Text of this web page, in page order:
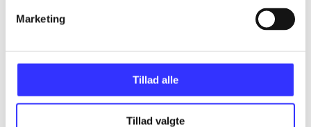
Marketing
Tillad alle
Tillad valgte
Alle registrerede artikler fordelt på udgivelser
...